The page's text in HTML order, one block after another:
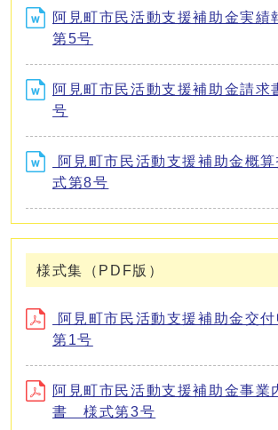
阿見町市民活動支援補助金実
第5号
阿見町市民活動支援補助金請
号
阿見町市民活動支援補助金概
式第8号
様式集（PDF版）
阿見町市民活動支援補助金交
第1号
阿見町市民活動支援補助金事業
書 様式第3号